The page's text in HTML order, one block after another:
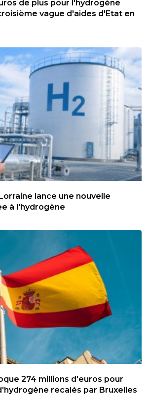
de plus pour l'hydrogène
vague d'aides d'Etat en
lance une nouvelle
à l'hydrogène
274 millions d'euros pour
recalés par Bruxelles